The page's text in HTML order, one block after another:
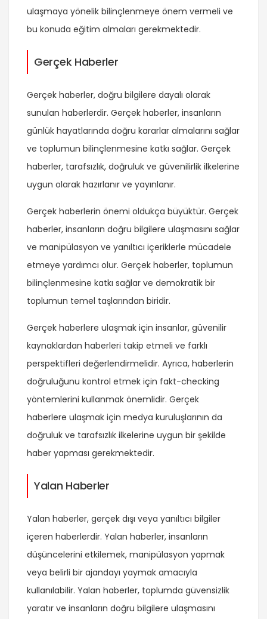
ulaşmaya yönelik bilinçlenmeye önem vermeli ve
bu konuda eğitim almaları gerekmektedir.
Gerçek Haberler
Gerçek haberler, doğru bilgilere dayalı olarak
sunulan haberlerdir. Gerçek haberler, insanların
günlük hayatlarında doğru kararlar almalarını sağlar
ve toplumun bilinçlenmesine katkı sağlar. Gerçek
haberler, tarafsızlık, doğruluk ve güvenilirlik ilkelerine
uygun olarak hazırlanır ve yayınlanır.
Gerçek haberlerin önemi oldukça büyüktür. Gerçek
haberler, insanların doğru bilgilere ulaşmasını sağlar
ve manipülasyon ve yanıltıcı içeriklerle mücadele
etmeye yardımcı olur. Gerçek haberler, toplumun
bilinçlenmesine katkı sağlar ve demokratik bir
toplumun temel taşlarından biridir.
Gerçek haberlere ulaşmak için insanlar, güvenilir
kaynaklardan haberleri takip etmeli ve farklı
perspektifleri değerlendirmelidir. Ayrıca, haberlerin
doğruluğunu kontrol etmek için fakt-checking
yöntemlerini kullanmak önemlidir. Gerçek
haberlere ulaşmak için medya kuruluşlarının da
doğruluk ve tarafsızlık ilkelerine uygun bir şekilde
haber yapması gerekmektedir.
Yalan Haberler
Yalan haberler, gerçek dışı veya yanıltıcı bilgiler
içeren haberlerdir. Yalan haberler, insanların
düşüncelerini etkilemek, manipülasyon yapmak
veya belirli bir ajandayı yaymak amacıyla
kullanılabilir. Yalan haberler, toplumda güvensizlik
yaratır ve insanların doğru bilgilere ulaşmasını